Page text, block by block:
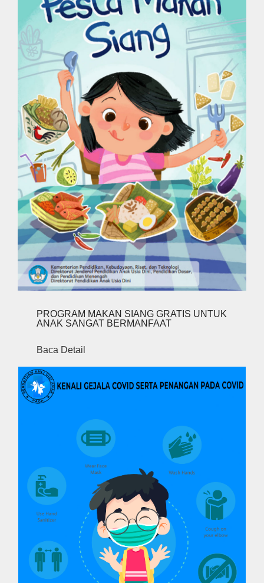
PROGRAM MAKAN SIANG GRATIS UNTUK
ANAK SANGAT BERMANFAAT
Baca Detail